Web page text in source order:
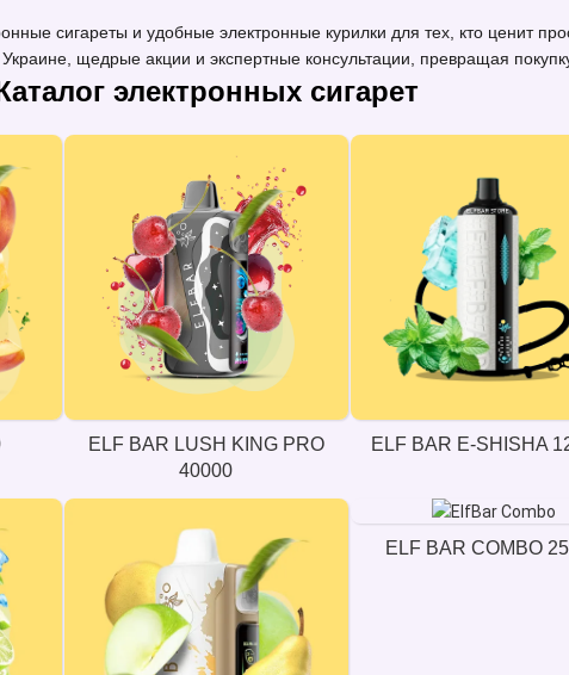
сигареты и удобные электронные курилки для тех, кто ценит
щедрые акции и экспертные консультации, превращая
электронных сигарет
ELF BAR LUSH KING PRO
40000
ELF BAR E-SHISHA
ELF BAR COMBO